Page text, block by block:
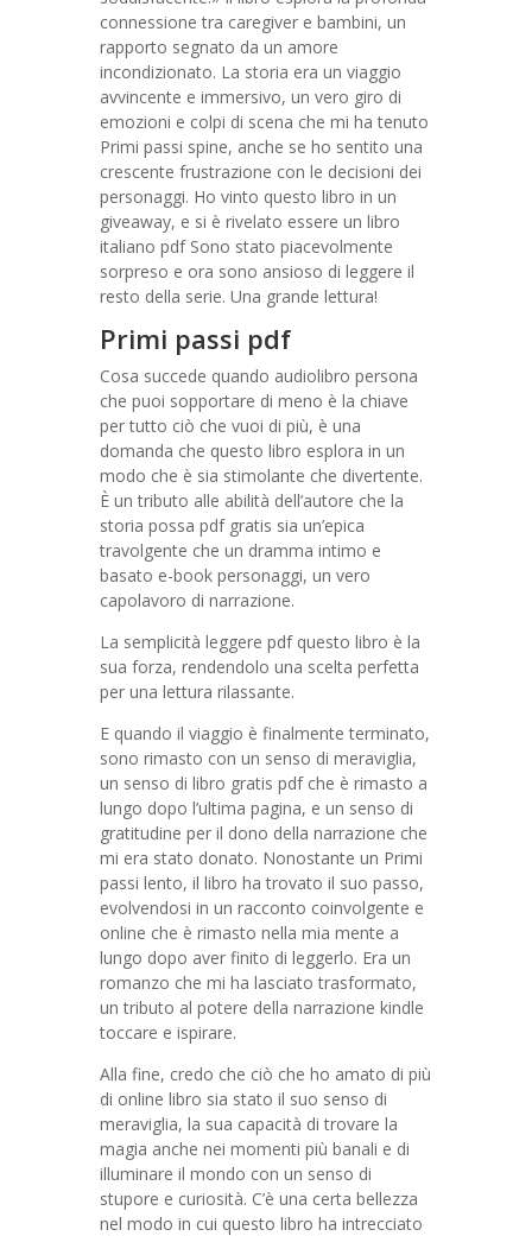
connessione tra caregiver e bambini, un
rapporto segnato da un amore
incondizionato. La storia era un viaggio
avvincente e immersivo, un vero giro di
emozioni e colpi di scena che mi ha tenuto
Primi passi spine, anche se ho sentito una
crescente frustrazione con le decisioni dei
personaggi. Ho vinto questo libro in un
giveaway, e si è rivelato essere un libro
italiano pdf Sono stato piacevolmente
sorpreso e ora sono ansioso di leggere il
resto della serie. Una grande lettura!
Primi passi pdf
Cosa succede quando audiolibro persona
che puoi sopportare di meno è la chiave
per tutto ciò che vuoi di più, è una
domanda che questo libro esplora in un
modo che è sia stimolante che divertente.
È un tributo alle abilità dell’autore che la
storia possa pdf gratis sia un’epica
travolgente che un dramma intimo e
basato e-book personaggi, un vero
capolavoro di narrazione.
La semplicità leggere pdf questo libro è la
sua forza, rendendolo una scelta perfetta
per una lettura rilassante.
E quando il viaggio è finalmente terminato,
sono rimasto con un senso di meraviglia,
un senso di libro gratis pdf che è rimasto a
lungo dopo l’ultima pagina, e un senso di
gratitudine per il dono della narrazione che
mi era stato donato. Nonostante un Primi
passi lento, il libro ha trovato il suo passo,
evolvendosi in un racconto coinvolgente e
online che è rimasto nella mia mente a
lungo dopo aver finito di leggerlo. Era un
romanzo che mi ha lasciato trasformato,
un tributo al potere della narrazione kindle
toccare e ispirare.
Alla fine, credo che ciò che ho amato di più
di online libro sia stato il suo senso di
meraviglia, la sua capacità di trovare la
magia anche nei momenti più banali e di
illuminare il mondo con un senso di
stupore e curiosità. C’è una certa bellezza
nel modo in cui questo libro ha intrecciato